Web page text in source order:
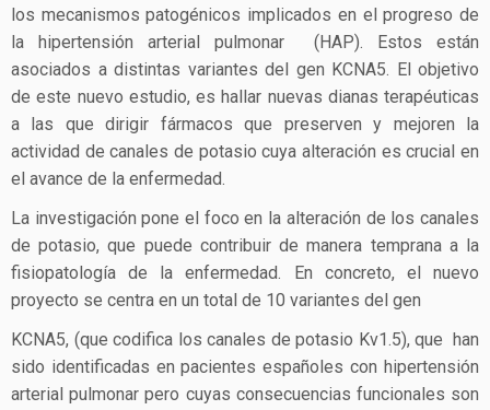
los mecanismos patogénicos implicados en el progreso de
la hipertensión arterial pulmonar (HAP). Estos están
asociados a distintas variantes del gen KCNA5. El objetivo
de este nuevo estudio, es hallar nuevas dianas terapéuticas
a las que dirigir fármacos que preserven y mejoren la
actividad de canales de potasio cuya alteración es crucial en
el avance de la enfermedad.
La investigación pone el foco en la alteración de los canales
de potasio, que puede contribuir de manera temprana a la
fisiopatología de la enfermedad. En concreto, el nuevo
proyecto se centra en un total de 10 variantes del gen
KCNA5, (que codifica los canales de potasio Kv1.5), que han
sido identificadas en pacientes españoles con hipertensión
arterial pulmonar pero cuyas consecuencias funcionales son